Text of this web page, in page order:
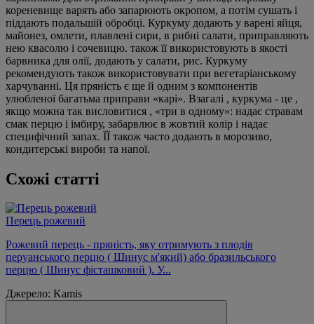
кореневище варять або запарюють окропом, а потім сушать і
піддають подальшій обробці. Куркуму додають у варені яйця,
майонез, омлети, плавлені сири, в рибні салати, приправляють
нею квасолю і сочевицю. також її використовують в якості
барвника для олії, додають у салати, рис. Куркуму
рекомендують також використовувати при вегетаріанському
харчуванні. Ця пряність є ще й одним з компонентів
улюбленої багатьма приправи «карі». Взагалі , куркума - це ,
якщо можна так висловитися , «три в одному»: надає стравам
смак перцю і імбиру, забарвлює в жовтий колір і надає
специфічний запах. ЇЇ також часто додають в морозиво,
кондитерські вироби та напої.
Схожі статті
Перець рожевий
Рожевий перець - пряність, яку отримують з плодів
перуанського перцю ( Шинус м'який) або бразильського
перцю ( Шинус фісташковий ). У...
Джерело: Kamis